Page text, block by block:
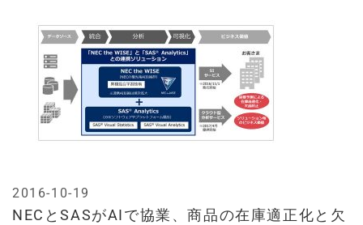
NECとSASがAIで協業、商品の在庫適正化と欠
2016-10-19